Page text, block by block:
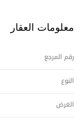
معلومات العقار
رقم المرجع
النوع
الغرض